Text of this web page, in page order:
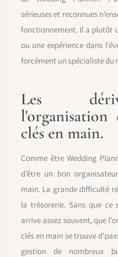
sérieuses et reconnues
fonctionnement. Il a plutôt
ou une expérience dans
forcément un spécialiste du
Les
l'organisation
clés en main.
Comme être Wedding
d’être un bon
main. La grande difficulté
la trèsorerie. Sans que
arrive assez souvent, que
clés en main se trouve
gestion de nombreux